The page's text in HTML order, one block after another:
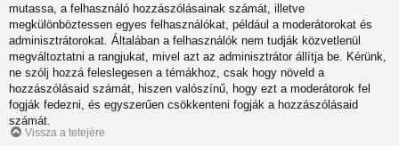
mutassa, a felhasználó hozzászólásainak számát, illetve
megkülönböztessen egyes felhasználókat, például a moderátorokat és
adminisztrátorokat. Általában a felhasználók nem tudják közvetlenül
megváltoztatni a rangjukat, mivel azt az adminisztrátor állítja be. Kérünk,
ne szólj hozzá feleslegesen a témákhoz, csak hogy növeld a
hozzászólásaid számát, hiszen valószínű, hogy ezt a moderátorok fel
fogják fedezni, és egyszerűen csökkenteni fogják a hozzászólásaid
számát.
Vissza a tetejére